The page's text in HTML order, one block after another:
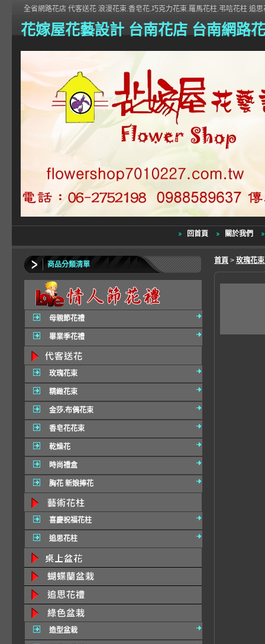
花嫁屋花藝設計 台南花店 台南網路
全省網路花店 代客送花 浪漫花束.香皂花.巧克力花束.羅馬花柱.弔唁花柱 追
回首頁 關於我們
商品分類清單
母親節花禮
畢業季花禮
玫瑰花束
精緻花束
金莎.布偶花束
香皂花花束
乾燥花
時尚禮盒
胸花 新娘捧花
喜慶祝福花柱
追思花柱
造型盆栽
首頁 > 玫瑰花